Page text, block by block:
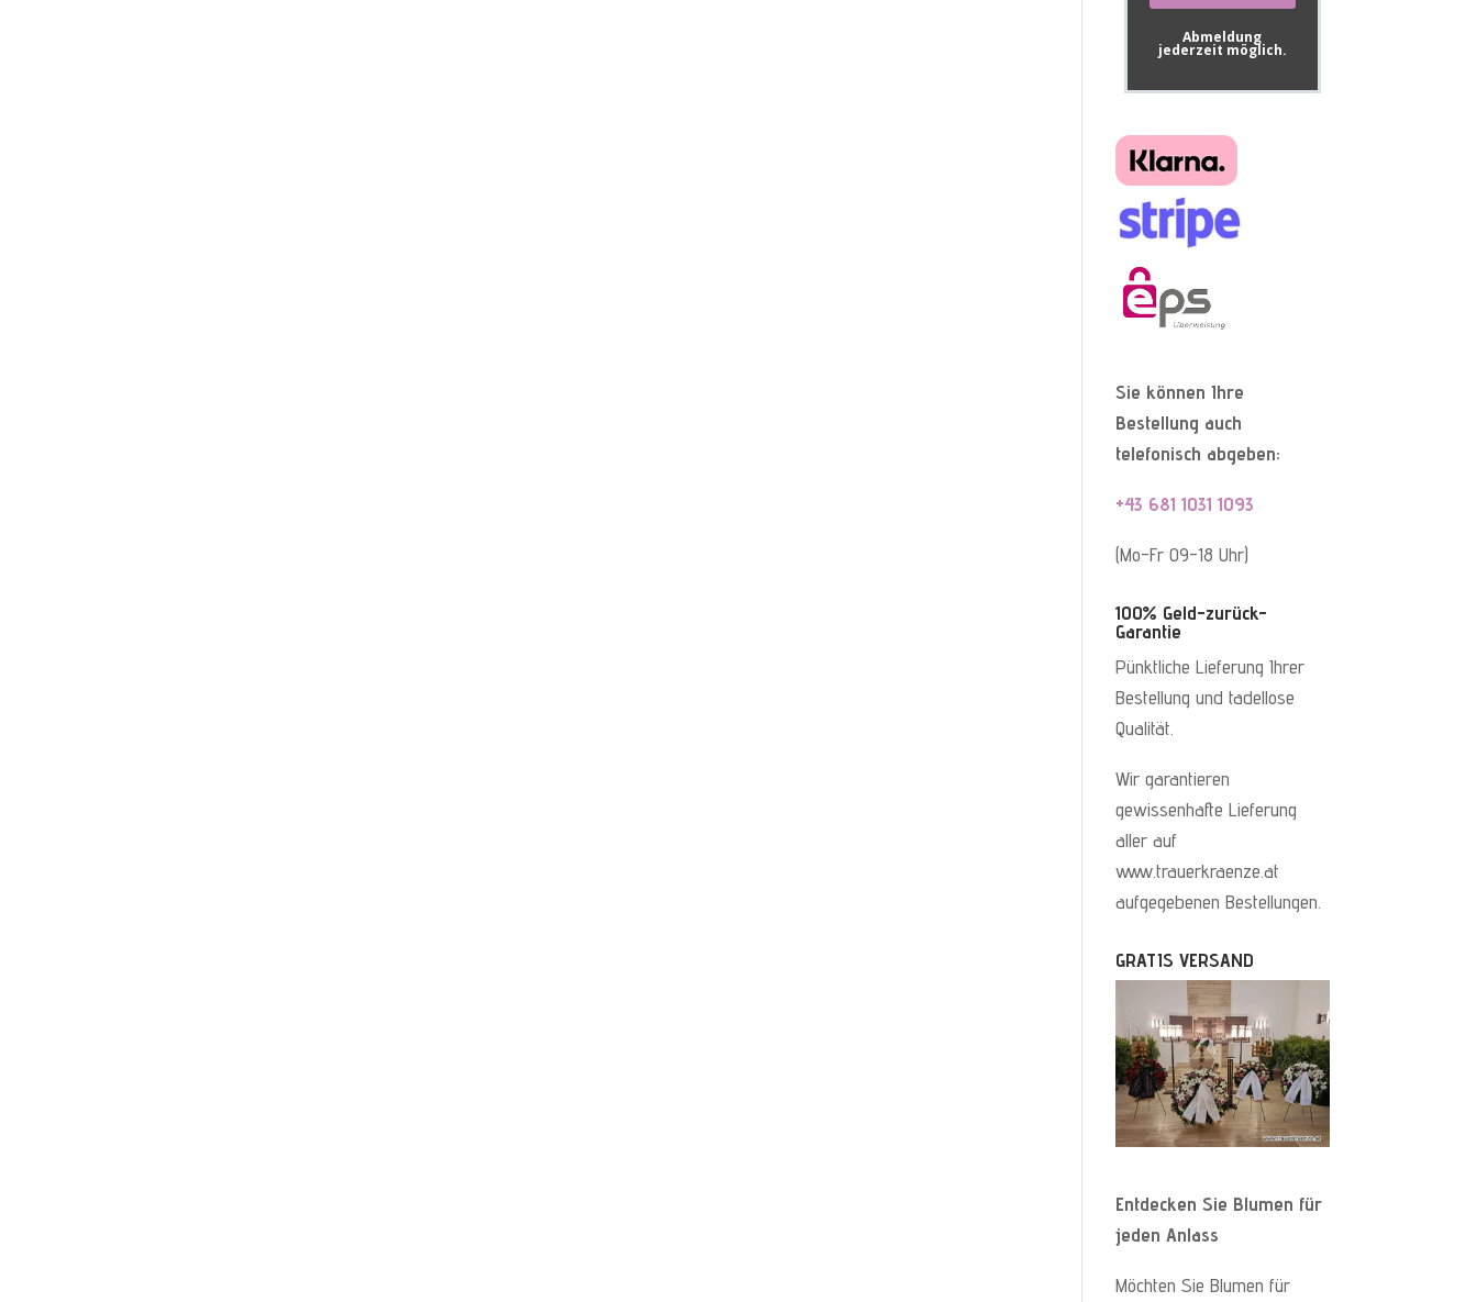
Abmeldung
jederzeit möglich.
Sie können Ihre
Bestellung auch
telefonisch abgeben:
+43 681 1031 1093
(Mo-Fr 09-18 Uhr)
100% Geld-zurück-
Garantie
Pünktliche Lieferung Ihrer
Bestellung und tadellose
Qualität.
Wir garantieren
gewissenhafte Lieferung
aller auf
www.trauerkraenze.at
aufgegebenen Bestellungen.
GRATIS VERSAND
Entdecken Sie Blumen für
jeden Anlass
Möchten Sie Blumen für